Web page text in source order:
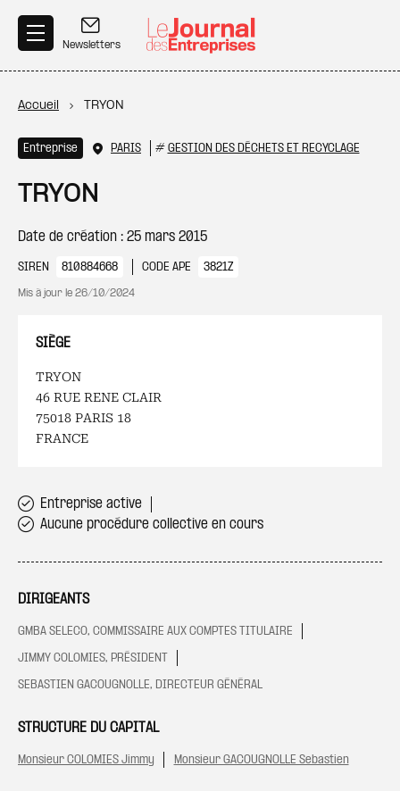
Newsletters
Fil d'Ariane
Accueil TRYON
Entreprise PARIS # GESTION DES DÉCHETS ET RECYCLAGE
TRYON
Date de création : 25 mars 2015
SIREN 810884668 CODE APE 3821Z
Mis à jour le 26/10/2024
SIÈGE
TRYON
46 RUE RENE CLAIR
75018 PARIS 18
FRANCE
Entreprise active
Aucune procédure collective en cours
DIRIGEANTS
GMBA SELECO, COMMISSAIRE AUX COMPTES TITULAIRE
JIMMY COLOMIES, PRÉSIDENT
SEBASTIEN GACOUGNOLLE, DIRECTEUR GÉNÉRAL
STRUCTURE DU CAPITAL
Monsieur COLOMIES Jimmy Monsieur GACOUGNOLLE Sebastien